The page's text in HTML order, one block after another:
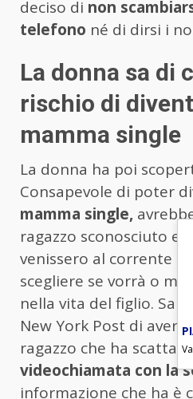
deciso di non
telefono né di dirsi i
La donna sa di
rischio di
mamma single
La donna ha poi
Consapevole di poter
mamma single,
ragazzo sconosciuto e
venissero al corrente
scegliere se vorrà o
nella vita del figlio.
New York Post di
ragazzo che ha
videochiamata con la
informazione che ha è